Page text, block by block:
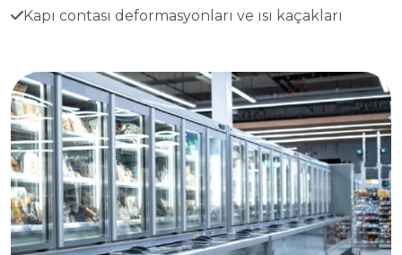
Kapı contası deformasyonları ve ısı kaçakları